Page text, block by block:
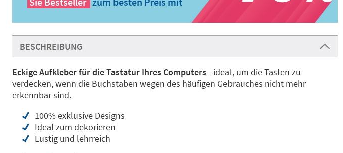
BESCHREIBUNG
Eckige Aufkleber für die Tastatur Ihres Computers- ideal, um die Tasten zu
verdecken, wenn die Buchstaben wegen des häufigen Gebrauches nicht mehr
erkennbar sind.
100% exklusive Designs
Ideal zum dekorieren
Lustig und lehrreich